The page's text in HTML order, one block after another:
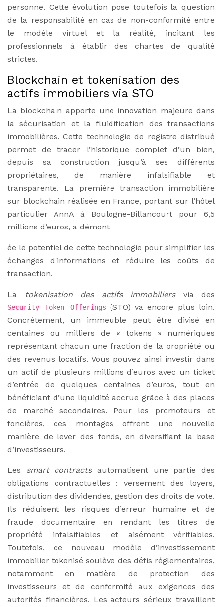
personne. Cette évolution pose toutefois la question
de la responsabilité en cas de non-conformité entre
le modèle virtuel et la réalité, incitant les
professionnels à établir des chartes de qualité
strictes.
Blockchain et tokenisation des
actifs immobiliers via STO
La blockchain apporte une innovation majeure dans
la sécurisation et la fluidification des transactions
immobilières. Cette technologie de registre distribué
permet de tracer l’historique complet d’un bien,
depuis sa construction jusqu’à ses différents
propriétaires, de manière infalsifiable et
transparente. La première transaction immobilière
sur blockchain réalisée en France, portant sur l’hôtel
particulier AnnA à Boulogne-Billancourt pour 6,5
millions d’euros, a démont
ée le potentiel de cette technologie pour simplifier les
échanges d’informations et réduire les coûts de
transaction.
La tokenisation des actifs immobiliersvia des
Security Token Offerings (STO) va encore plus loin.
Concrètement, un immeuble peut être divisé en
centaines ou milliers de « tokens » numériques
représentant chacun une fraction de la propriété ou
des revenus locatifs. Vous pouvez ainsi investir dans
un actif de plusieurs millions d’euros avec un ticket
d’entrée de quelques centaines d’euros, tout en
bénéficiant d’une liquidité accrue grâce à des places
de marché secondaires. Pour les promoteurs et
foncières, ces montages offrent une nouvelle
manière de lever des fonds, en diversifiant la base
d’investisseurs.
Les smart contractsautomatisent une partie des
obligations contractuelles : versement des loyers,
distribution des dividendes, gestion des droits de vote.
Ils réduisent les risques d’erreur humaine et de
fraude documentaire en rendant les titres de
propriété infalsifiables et aisément vérifiables.
Toutefois, ce nouveau modèle d’investissement
immobilier tokenisé soulève des défis réglementaires,
notamment en matière de protection des
investisseurs et de conformité aux exigences des
autorités financières. Les acteurs sérieux travaillent